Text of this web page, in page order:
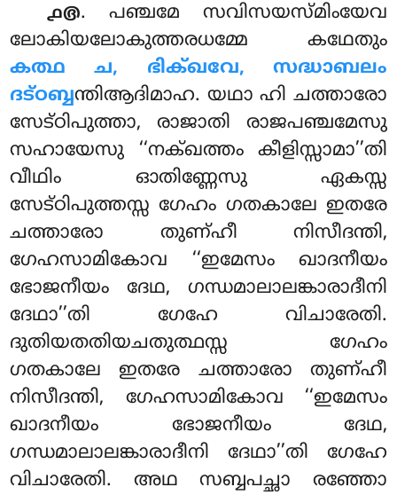
൧൫. പഞ്ചമേ സവിസയസ്മിംയേവ
ലോകിയലോകുത്തരധമ്മേ കഥേതും
കത്ഥ ച, ഭിക്ഖവേ, സദ്ധാബലം
ദട്ഠബ്ബന്തിആദിമാഹ. യഥാ ഹി ചത്താരോ
സേട്ഠിപുത്താ, രാജാതി രാജപഞ്ചമേസു
സഹായേസു ‘‘നക്ഖത്തം കീളിസ്സാമാ’’തി
വീഥിം ഓതിണ്ണേസു ഏകസ്സ
സേട്ഠിപുത്തസ്സ ഗേഹം ഗതകാലേ ഇതരേ
ചത്താരോ തുണ്ഹീ നിസീദന്തി,
ഗേഹസാമികോവ ‘‘ഇമേസം ഖാദനീയം
ഭോജനീയം ദേഥ, ഗന്ധമാലാലങ്കാരാദീനി
ദേഥാ’’തി ഗേഹേ വിചാരേതി.
ദുതിയതതിയചതുത്ഥസ്സ ഗേഹം
ഗതകാലേ ഇതരേ ചത്താരോ തുണ്ഹീ
നിസീദന്തി, ഗേഹസാമികോവ ‘‘ഇമേസം
ഖാദനീയം ഭോജനീയം ദേഥ,
ഗന്ധമാലാലങ്കാരാദീനി ദേഥാ’’തി ഗേഹേ
വിചാരേതി. അഥ സബ്ബപച്ഛാ രഞ്ഞോ